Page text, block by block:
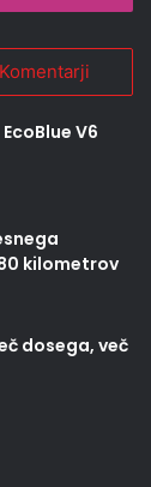
Komentarji
V6
kilometrov
dosega, več